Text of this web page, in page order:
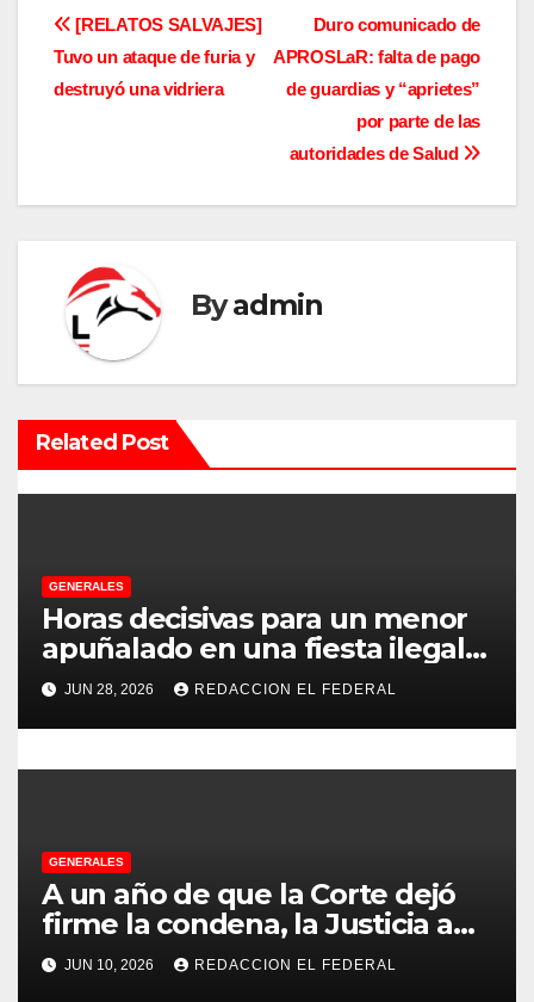
N
a
a
c
i
ó
n
e
e
n
t
r
d
a
s
Duro comunicado de
APROSLaR: falta de pago
de guardias y “aprietes”
por parte de las
autoridades de Salud
[RELATOS SALVAJES]
Tuvo un ataque de furia y
destruyó una vidriera
Byadmin
Related Post
GENERALES
Horas decisivas para un menor
apuñalado en una fiesta ilegal
con más de 500 asistentes en
Chilecito
JUN 28, 2026 REDACCION EL FEDERAL
GENERALES
A un año de que la Corte dejó
firme la condena, la Justicia aún
no pudo decomisarle ni un peso
a CFK
JUN 10, 2026 REDACCION EL FEDERAL